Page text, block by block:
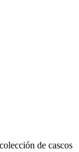
de cascos